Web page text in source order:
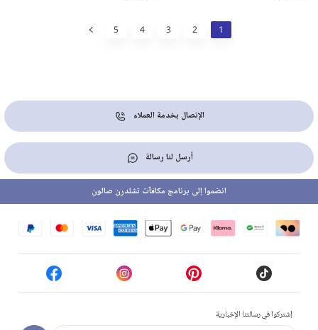
1
2
3
4
5
الإتصال بخدمة العملاء
أرسل لنا رسالة
إشتركوا في رسالتنا الإخبارية
انضموا إلى برنامج مكافآت تشلدرن صالون